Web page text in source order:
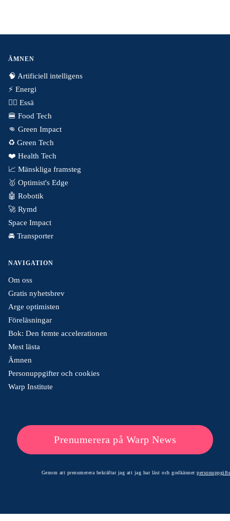
ÄMNEN
🧠 Artificiell intelligens
⚡️ Energi
✍🏼 Essä
🍔 Food Tech
👊 Green Impact
♻️ Green Tech
❤️ Health Tech
📈 Mänskliga framsteg
🥇 Optimist's Edge
🤖 Robotik
🚀 Rymd
Space Impact
🚘 Transporter
NAVIGATION
Om oss
Gratis nyhetsbrev
Arge optimisten
Föreläsningar
Bok: Den femte accelerationen
Mest lästa
Ämnen
Personuppgifter och cookies
Warp Institute
Prenumerera på Warp News
Genom att prenumerera bekräftar jag att jag har läst och godkänner